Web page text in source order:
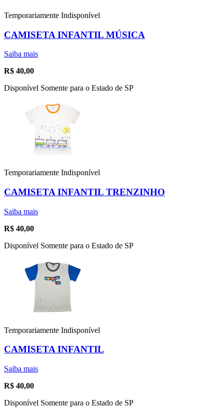
Temporariamente Indisponível
CAMISETA INFANTIL MÚSICA
Saiba mais
R$ 40,00
Disponível Somente para o Estado de SP
Temporariamente Indisponível
CAMISETA INFANTIL TRENZINHO
Saiba mais
R$ 40,00
Disponível Somente para o Estado de SP
Temporariamente Indisponível
CAMISETA INFANTIL
Saiba mais
R$ 40,00
Disponível Somente para o Estado de SP